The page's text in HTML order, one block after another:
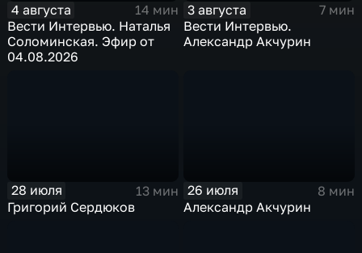
4 августа
14 мин
Вести Интервью. Наталья
Соломинская. Эфир от
04.08.2026
3 августа
7 мин
Вести Интервью.
Александр Акчурин
28 июля
13 мин
Григорий Сердюков
26 июля
8 мин
Александр Акчурин